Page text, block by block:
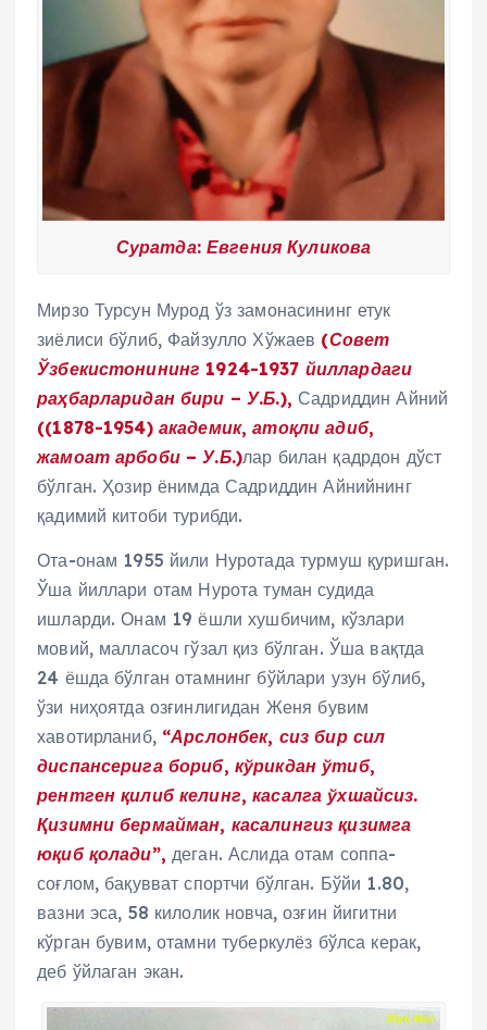
Суратда: Евгения Куликова
Мирзо Турсун Мурод ўз замонасининг етук
зиёлиси бўлиб, Файзулло Хўжаев (Совет
Ўзбекистонининг 1924-1937 йиллардаги
раҳбарларидан бири – У.Б.), Садриддин Айний
((1878-1954) академик, атоқли адиб,
жамоат арбоби – У.Б.)лар билан қадрдон дўст
бўлган. Ҳозир ёнимда Садриддин Айнийнинг
қадимий китоби турибди.
Ота-онам 1955 йили Нуротада турмуш қуришган.
Ўша йиллари отам Нурота туман судида
ишларди. Онам 19 ёшли хушбичим, кўзлари
мовий, малласоч гўзал қиз бўлган. Ўша вақтда
24 ёшда бўлган отамнинг бўйлари узун бўлиб,
ўзи ниҳоятда озғинлигидан Женя бувим
хавотирланиб, “Арслонбек, сиз бир сил
диспансерига бориб, кўрикдан ўтиб,
рентген қилиб келинг, касалга ўхшайсиз.
Қизимни бермайман, касалингиз қизимга
юқиб қолади”, деган. Аслида отам соппа-
соғлом, бақувват спортчи бўлган. Бўйи 1.80,
вазни эса, 58 килолик новча, озғин йигитни
кўрган бувим, отамни туберкулёз бўлса керак,
деб ўйлаган экан.